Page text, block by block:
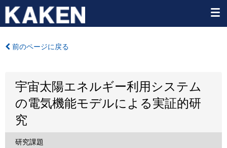
前のページに戻る
宇宙太陽エネルギー利用システム
の電気機能モデルによる実証的研
究
研究課題